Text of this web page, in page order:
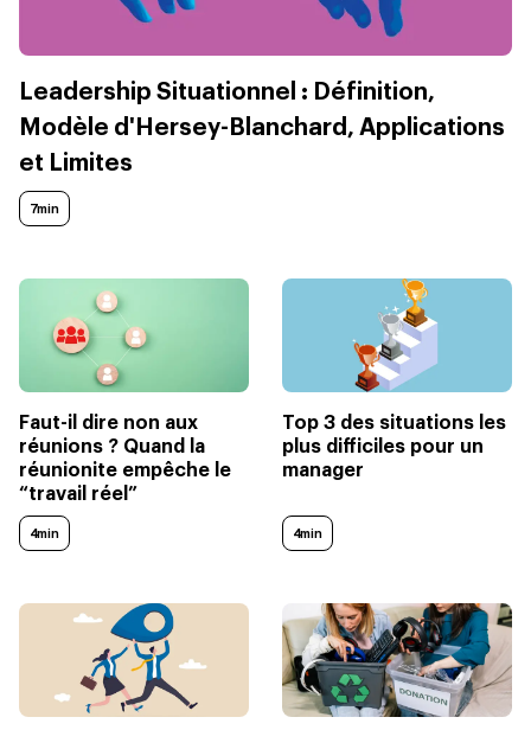
Leadership Situationnel : Définition,
Modèle d'Hersey-Blanchard, Applications
et Limites
7min
Faut-il dire non aux
réunions ? Quand la
réunionite empêche le
“travail réel”
4min
Top 3 des situations les
plus difficiles pour un
manager
4min